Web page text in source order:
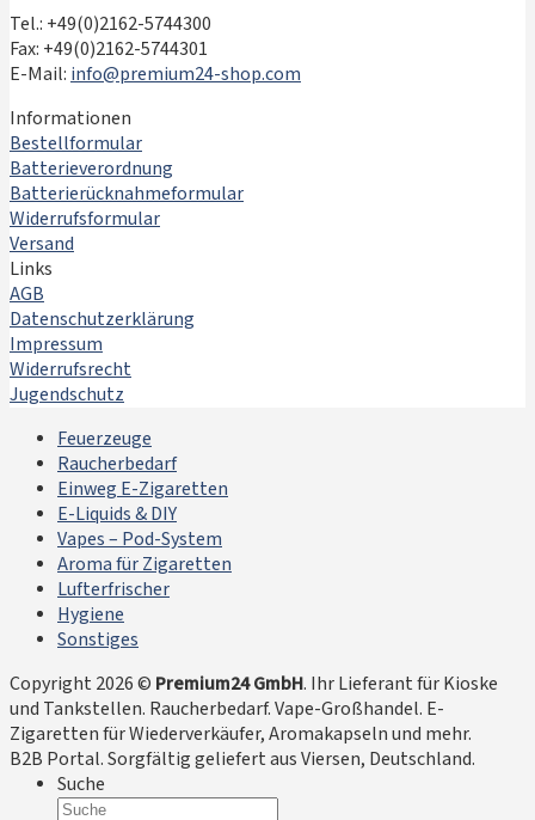
Tel.: +49(0)2162-5744300
Fax: +49(0)2162-5744301
E-Mail: info@premium24-shop.com
Informationen
Bestellformular
Batterieverordnung
Batterierücknahmeformular
Widerrufsformular
Versand
Links
AGB
Datenschutzerklärung
Impressum
Widerrufsrecht
Jugendschutz
Feuerzeuge
Raucherbedarf
Einweg E-Zigaretten
E-Liquids & DIY
Vapes – Pod-System
Aroma für Zigaretten
Lufterfrischer
Hygiene
Sonstiges
Copyright 2026 © Premium24 GmbH. Ihr Lieferant für Kioske
und Tankstellen. Raucherbedarf. Vape-Großhandel. E-
Zigaretten für Wiederverkäufer, Aromakapseln und mehr.
B2B Portal. Sorgfältig geliefert aus Viersen, Deutschland.
Suche